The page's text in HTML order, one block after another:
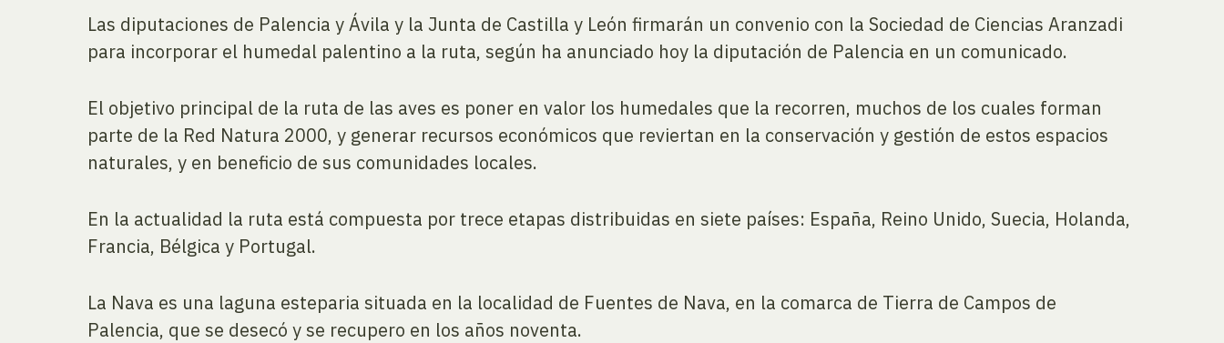
Las diputaciones de Palencia y Ávila y la Junta de Castilla y León firmarán un convenio con la Sociedad de Ciencias Aranzadi
para incorporar el humedal palentino a la ruta, según ha anunciado hoy la diputación de Palencia en un comunicado.
El objetivo principal de la ruta de las aves es poner en valor los humedales que la recorren, muchos de los cuales forman
parte de la Red Natura 2000, y generar recursos económicos que reviertan en la conservación y gestión de estos espacios
naturales, y en beneficio de sus comunidades locales.
En la actualidad la ruta está compuesta por trece etapas distribuidas en siete países: España, Reino Unido, Suecia, Holanda,
Francia, Bélgica y Portugal.
La Nava es una laguna esteparia situada en la localidad de Fuentes de Nava, en la comarca de Tierra de Campos de
Palencia, que se desecó y se recupero en los años noventa.